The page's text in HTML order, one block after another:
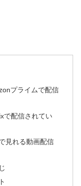
プライムで配信
で配信されてい
見れる動画配信